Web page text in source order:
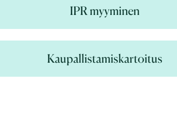
IPR myyminen
Kaupallistamiskartoitus